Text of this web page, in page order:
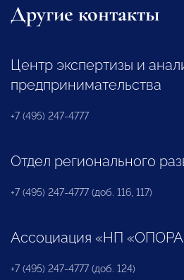
Другие контакты
Центр экспертизы и
предпринимательства
+7 (495) 247-4777
Отдел регионального
+7 (495) 247-4777 (доб. 116, 117)
Ассоциация «НП
+7 (495) 247-4777 (доб. 124)